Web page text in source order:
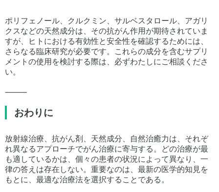
ポリフェノール、クルクミン、サルベスタロール、アガリ
クスなどの天然成分は、その抗がん作用が期待されていま
すが、ヒトにおける有効性と安全性を確認するためには、
さらなる臨床研究が必要です。これらの成分を含むサプリ
メントの使用を検討する際は、必ずわたしにご相談くださ
い。
⸻
おわりに
放射線治療、抗がん剤、天然成分、自然治癒力は、それぞ
れ異なるアプローチでがん治療に寄与する。どの治療が最
も適しているかは、個々の患者の状況によって異なり、一
律の答えは存在しない。重要なのは、最新の医学的知見を
もとに、最適な治療法を選択することである。